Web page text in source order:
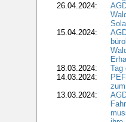
26.04.2024:
15.04.2024:
18.03.2024:
Tag
14.03.2024:
13.03.2024: